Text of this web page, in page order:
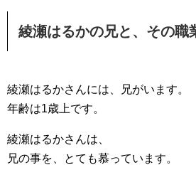
綾瀬はるかの兄と、その職
綾瀬はるかさんには、兄がいます。
年齢は1歳上です。
綾瀬はるかさんは、
兄の事を、とても慕っています。